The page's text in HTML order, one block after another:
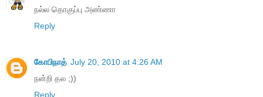
நல்ல தொகுப்பு அண்ணா
Reply
கோபிநாத் July 20, 2010 at 4:26 AM
நன்றி தல ;))
Reply